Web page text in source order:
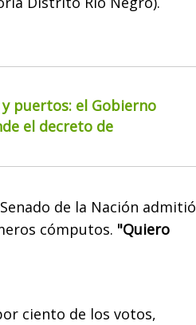
puertos: el Gobierno
el decreto de
de la Nación admitió
cómputos. "Quiero
ciento de los votos,